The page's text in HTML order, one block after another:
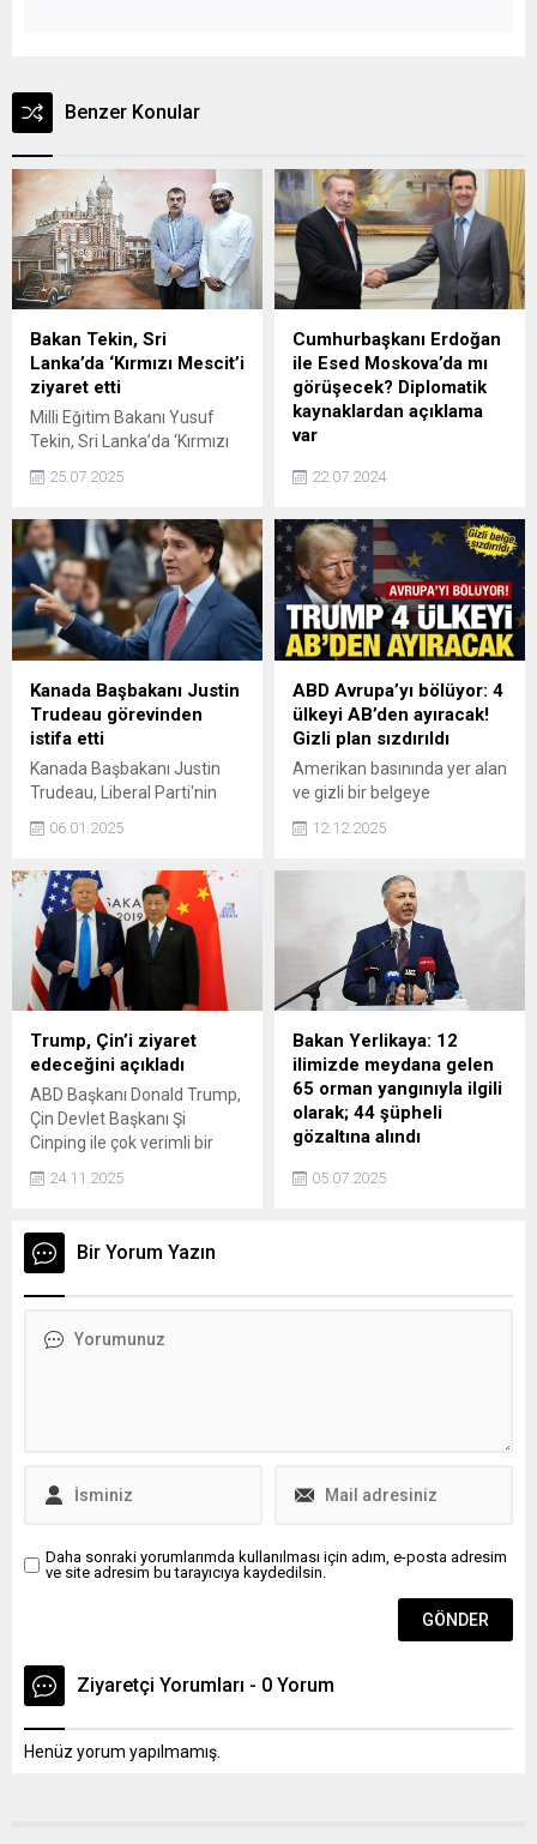
Benzer Konular
Bakan Tekin, Sri
Lanka’da ‘Kırmızı Mescit’i
ziyaret etti
Milli Eğitim Bakanı Yusuf
Tekin, Sri Lanka’da ‘Kırmızı
ziyaret etti.
25.07.2025
Cumhurbaşkanı Erdoğan
ile Esed Moskova’da mı
görüşecek? Diplomatik
kaynaklardan açıklama
var
Cumhurbaşkanı Erdoğanın
Esed ile Moskovada
görüşeceği iddialarını
yalanladı.
22.07.2024
Kanada Başbakanı Justin
Trudeau görevinden
istifa etti
Kanada Başbakanı Justin
Trudeau, Liberal Parti'nin
ardından başbakanlık
liderliğinden istifa edeceğini
açıkladı.
06.01.2025
ABD Avrupa’yı bölüyor: 4
ülkeyi AB’den ayıracak!
Gizli plan sızdırıldı
Amerikan basınında yer alan
ve gizli bir belgeye
ABD'nin 4 ülkeyi Avrupa
uzaklaştırıp ABD'ye
yaklaştıracak yeni güvenlik
planı açıklandı.
12.12.2025
Trump, Çin’i ziyaret
edeceğini açıkladı
ABD Başkanı Donald Trump,
Çin Devlet Başkanı Şi
Cinping ile çok verimli bir
ve Şi'nin daveti üzerine
edeceğini belirtti.
24.11.2025
Bakan Yerlikaya: 12
ilimizde meydana gelen
65 orman yangınıyla ilgili
olarak; 44 şüpheli
gözaltına alındı
Haziran-04 Temmuz 2025
05.07.2025
Bir Yorum Yazın
Daha sonraki yorumlarımda kullanılması için adım, e-posta adresim
ve site adresim bu tarayıcıya kaydedilsin.
Ziyaretçi Yorumları - 0 Yorum
Henüz yorum yapılmamış.